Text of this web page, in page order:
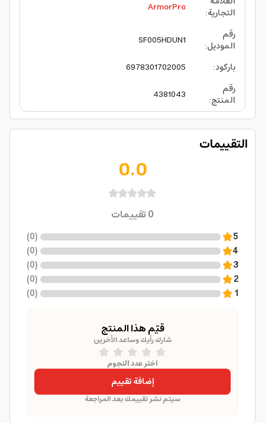
التجارية:
ArmorPro
رقم
الموديل:
SF005HDUN1
باركود:
6978301702005
رقم
المنتج:
4381043
التقييمات
0.0
0تقييمات
5
(
0
)
4
(
0
)
3
(
0
)
2
(
0
)
1
(
0
)
قيّم هذا المنتج
شارك رأيك وساعد الآخرين
اختر عدد النجوم
إضافة تقييم
سيتم نشر تقييمك بعد المراجعة